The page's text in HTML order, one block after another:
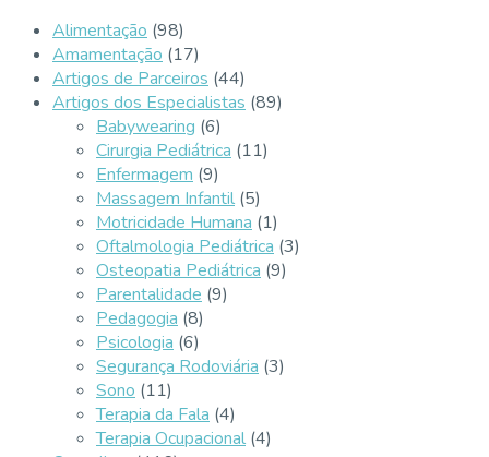
Alimentação (98)
Amamentação (17)
Artigos de Parceiros (44)
Artigos dos Especialistas (89)
Babywearing (6)
Cirurgia Pediátrica (11)
Enfermagem (9)
Massagem Infantil (5)
Motricidade Humana (1)
Oftalmologia Pediátrica (3)
Osteopatia Pediátrica (9)
Parentalidade (9)
Pedagogia (8)
Psicologia (6)
Segurança Rodoviária (3)
Sono (11)
Terapia da Fala (4)
Terapia Ocupacional (4)